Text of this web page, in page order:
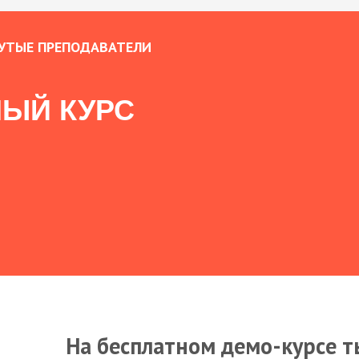
ПРЕПОДАВАТЕЛИ
КУРС
На бесплатном демо-курсе